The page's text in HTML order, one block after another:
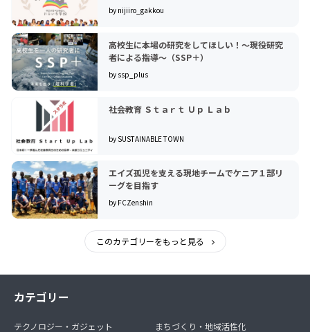
by nijiiro_gakkou
高校生に本場の研究をしてほしい！～現役研究
者による指導～（SSP＋）
by ssp_plus
社会教育 Ｓｔａｒｔ Ｕｐ Ｌａｂ
by SUSTAINABLE TOWN
エイズ孤児を支える現地チームでケニア１部リ
ーグを目指す
by FCZenshin
このカテゴリーをもっと見る
カテゴリー
テクノロジー・ガジェット
まちづくり・地域活性化